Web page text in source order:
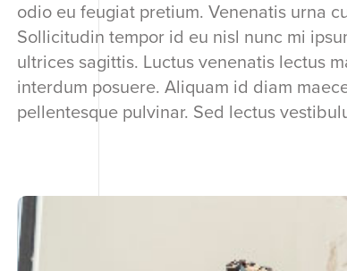
odio eu feugiat pretium. Venenatis urna
Sollicitudin tempor id eu nisl nunc mi
ultrices sagittis. Luctus venenatis lectus
interdum posuere. Aliquam id diam
pellentesque pulvinar. Sed lectus